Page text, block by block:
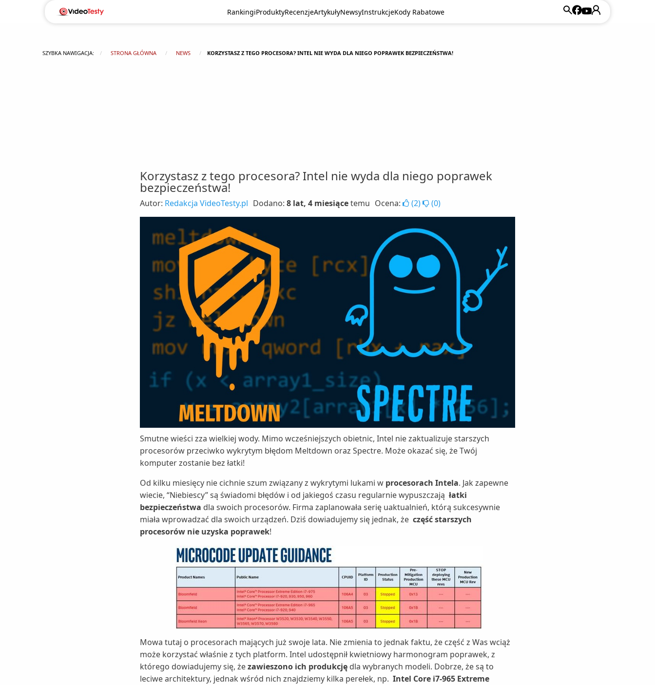
RankingiProduktyRecenzjeArtykułyNewsyInstrukcjeKody Rabatowe
SZYBKA NAWIGACJA: STRONA GŁÓWNA NEWS KORZYSTASZ Z TEGO PROCESORA? INTEL NIE WYDA DLA NIEGO POPRAWEK BEZPIECZEŃSTWA!
Korzystasz z tego procesora? Intel nie wyda dla niego poprawek
bezpieczeństwa!
Autor: Redakcja VideoTesty.pl Dodano: 8 lat, 4 miesiącetemu Ocena: (2) (0)
Smutne wieści zza wielkiej wody. Mimo wcześniejszych obietnic, Intel nie zaktualizuje starszych
procesorów przeciwko wykrytym błędom Meltdown oraz Spectre. Może okazać się, że Twój
komputer zostanie bez łatki!
Od kilku miesięcy nie cichnie szum związany z wykrytymi lukami w procesorach Intela. Jak zapewne
wiecie, “Niebiescy” są świadomi błędów i od jakiegoś czasu regularnie wypuszczają łatki
bezpieczeństwa dla swoich procesorów. Firma zaplanowała serię uaktualnień, którą sukcesywnie
miała wprowadzać dla swoich urządzeń. Dziś dowiadujemy się jednak, że część starszych
procesorów nie uzyska poprawek!
Mowa tutaj o procesorach mających już swoje lata. Nie zmienia to jednak faktu, że część z Was wciąż
może korzystać właśnie z tych platform. Intel udostępnił kwietniowy harmonogram poprawek, z
którego dowiadujemy się, żezawieszono ich produkcję dla wybranych modeli. Dobrze, że są to
leciwe architektury, jednak wśród nich znajdziemy kilka perełek, np. Intel Core i7-965 Extreme